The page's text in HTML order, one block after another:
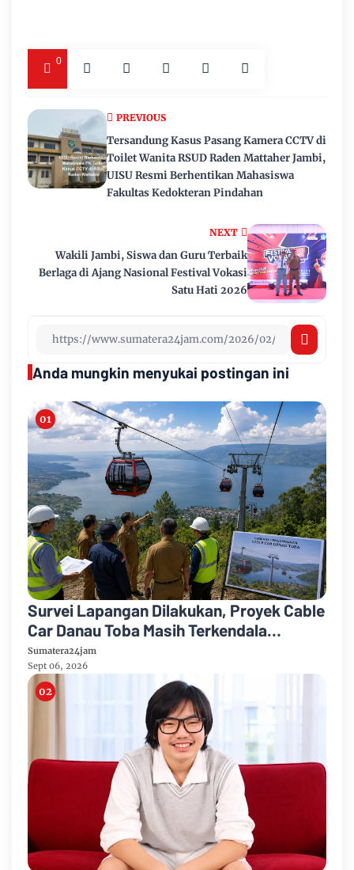
0
NEXT
Wakili Jambi, Siswa dan Guru Terbaik
Berlaga di Ajang Nasional Festival Vokasi
Satu Hati 2026
PREVIOUS
Tersandung Kasus Pasang Kamera CCTV di
Toilet Wanita RSUD Raden Mattaher Jambi,
UISU Resmi Berhentikan Mahasiswa
Fakultas Kedokteran Pindahan
Anda mungkin menyukai postingan ini
Survei Lapangan Dilakukan, Proyek Cable
Car Danau Toba Masih Terkendala
Pembebasan BPHTB di Sebagian Lahan
Sumatera24jam
Sept 06, 2026